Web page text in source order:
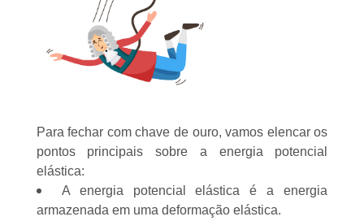
Para fechar com chave de ouro, vamos elencar os
pontos principais sobre a energia potencial
elástica:
A energia potencial elástica é a energia
armazenada em uma deformação elástica.